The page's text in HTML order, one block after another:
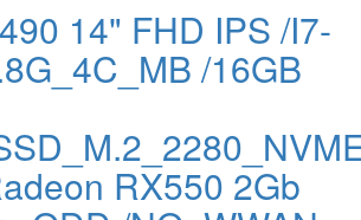
14" FHD IPS /I7-
/16GB
RX550 2Gb